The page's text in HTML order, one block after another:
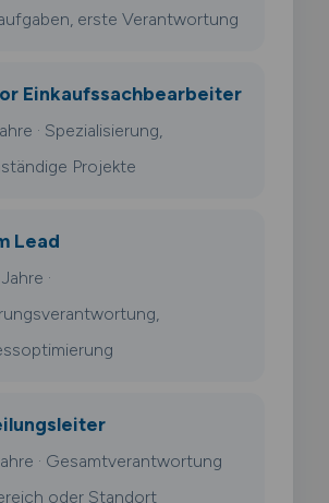
erste Verantwortung
Einkaufssachbearbeiter
· Spezialisierung,
Projekte
Lead
·
· Gesamtverantwortung
oder Standort